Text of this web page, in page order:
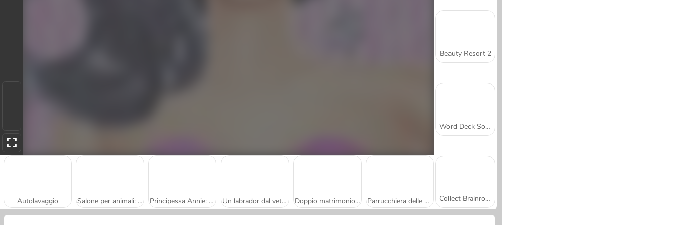
Autolavaggio Salone per animali: Cura dei gatti Principessa Annie: Salone di bellezza Un labrador dal veterinario Doppio matrimonio vintage Parrucchiera delle principesse spose
Beauty Resort 2
Word Deck Solitaire
Collect Brainrot Arena